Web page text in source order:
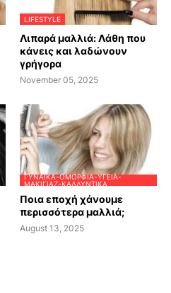
LIFESTYLE
Λιπαρά μαλλιά: Λάθη που
κάνεις και λαδώνουν
γρήγορα
November 05, 2025
ΓΥΝΑΊΚΑ-ΟΜΟΡΦΙΆ-ΥΓΕΊΑ-
ΜΑΚΙΓΙΆΖ-ΚΑΛΛΥΝΤΙΚΆ
Ποια εποχή χάνουμε
περισσότερα μαλλιά;
August 13, 2025